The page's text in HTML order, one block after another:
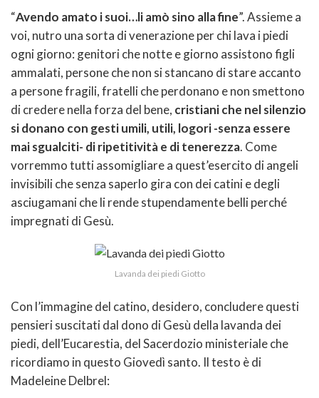
“Avendo amato i suoi…li amò sino alla fine”. Assieme a
voi, nutro una sorta di venerazione per chi lava i piedi
ogni giorno: genitori che notte e giorno assistono figli
ammalati, persone che non si stancano di stare accanto
a persone fragili, fratelli che perdonano e non smettono
di credere nella forza del bene, cristiani che nel silenzio
si donano con gesti umili, utili, logori -senza essere
mai sgualciti- di ripetitività e di tenerezza. Come
vorremmo tutti assomigliare a quest’esercito di angeli
invisibili che senza saperlo gira con dei catini e degli
asciugamani che li rende stupendamente belli perché
impregnati di Gesù.
Lavanda dei piedi Giotto
Con l’immagine del catino, desidero, concludere questi
pensieri suscitati dal dono di Gesù della lavanda dei
piedi, dell’Eucarestia, del Sacerdozio ministeriale che
ricordiamo in questo Giovedì santo. Il testo è di
Madeleine Delbrel: